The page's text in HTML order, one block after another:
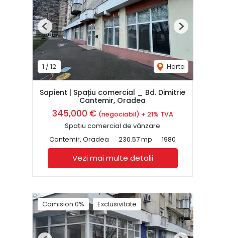
1 /12 Harta
Previous Next
Sapient | Spațiu comercial _ Bd. Dimitrie
Cantemir, Oradea
345,000 € (negociabil) + 21% TVA
Spațiu comercial de vânzare
Cantemir, Oradea
230.57 mp 1980
Vezi mai multe detalii
Comision 0% Exclusivitate